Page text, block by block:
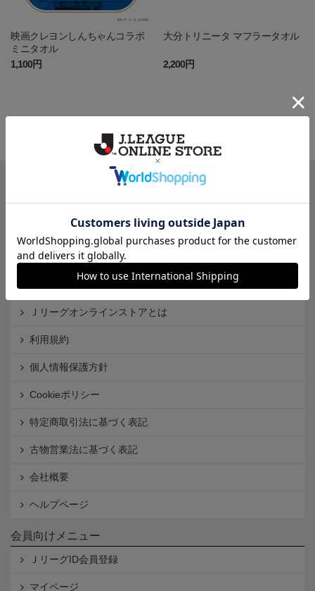
映画クレヨンしんちゃんコラボ
ミニタオル
1,100円
大分トリニータ マフラータオル
2,200円
カテゴリから探す
クラブから探す
Ｊ1
インフォメーション
Ｊリーグオンラインストアとは
利用規約
個人情報保護方針
Cookieポリシー
特定商取引法に基づく表記
古物営業法に基づく表記
会社概要
ヘルプページ
会員向けメニュー
ＪリーグID会員登録
マイページ